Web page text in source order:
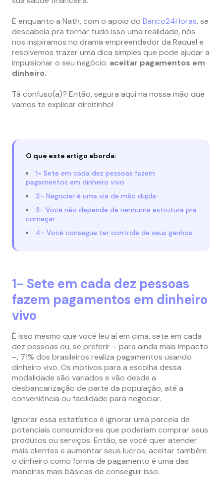
E enquanto a Nath, com o apoio do Banco24Horas, se
descabela pra tornar tudo isso uma realidade, nós
nos inspiramos no drama empreendedor da Raquel e
resolvemos trazer uma dica simples que pode ajudar a
impulsionar o seu negócio: aceitar pagamentos em
dinheiro.
Tá confuso(a)? Então, segura aqui na nossa mão que
vamos te explicar direitinho!
O que este artigo aborda:
1- Sete em cada dez pessoas fazem
pagamentos em dinheiro vivo
2- Negociar é uma via de mão dupla
3- Você não depende de nenhuma estrutura pra
começar
4- Você consegue ter controle de seus ganhos
1- Sete em cada dez pessoas
fazem pagamentos em dinheiro
vivo
É isso mesmo que você leu aí em cima, sete em cada
dez pessoas ou, se preferir – para ainda mais impacto
–, 71% dos brasileiros realiza pagamentos usando
dinheiro vivo. Os motivos para a escolha dessa
modalidade são variados e vão desde a
desbancarização de parte da população, até a
conveniência ou facilidade para negociar.
Ignorar essa estatística é ignorar uma parcela de
potenciais consumidores que poderiam comprar seus
produtos ou serviços. Então, se você quer atender
mais clientes e aumentar seus lucros, aceitar também
o dinheiro como forma de pagamento é uma das
maneiras mais básicas de conseguir isso.